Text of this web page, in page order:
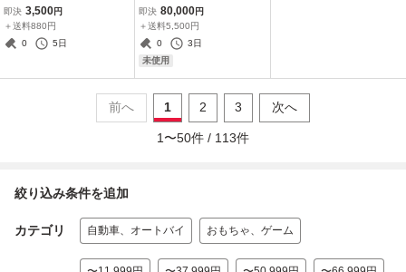
グモデル ※本体のみ
≪訳あり中古品≫
即決 3,500円
＋送料880円
0
5日
18×7.5J +40 5/114
４本セット
即決 80,000円
＋送料5,500円
0
3日
未使用
前へ 1 2 3 次へ
1 〜50件 / 113件
絞り込み条件を追加
カテゴリ 自動車、オートバイ おもちゃ、ゲーム